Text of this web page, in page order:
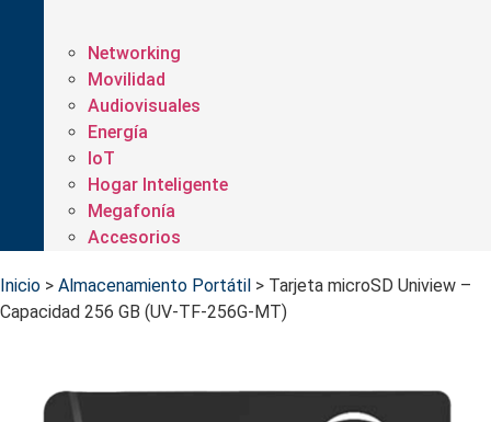
Networking
Movilidad
Audiovisuales
Energía
IoT
Hogar Inteligente
Megafonía
Accesorios
Inicio > Almacenamiento Portátil > Tarjeta microSD Uniview –
Capacidad 256 GB (UV-TF-256G-MT)